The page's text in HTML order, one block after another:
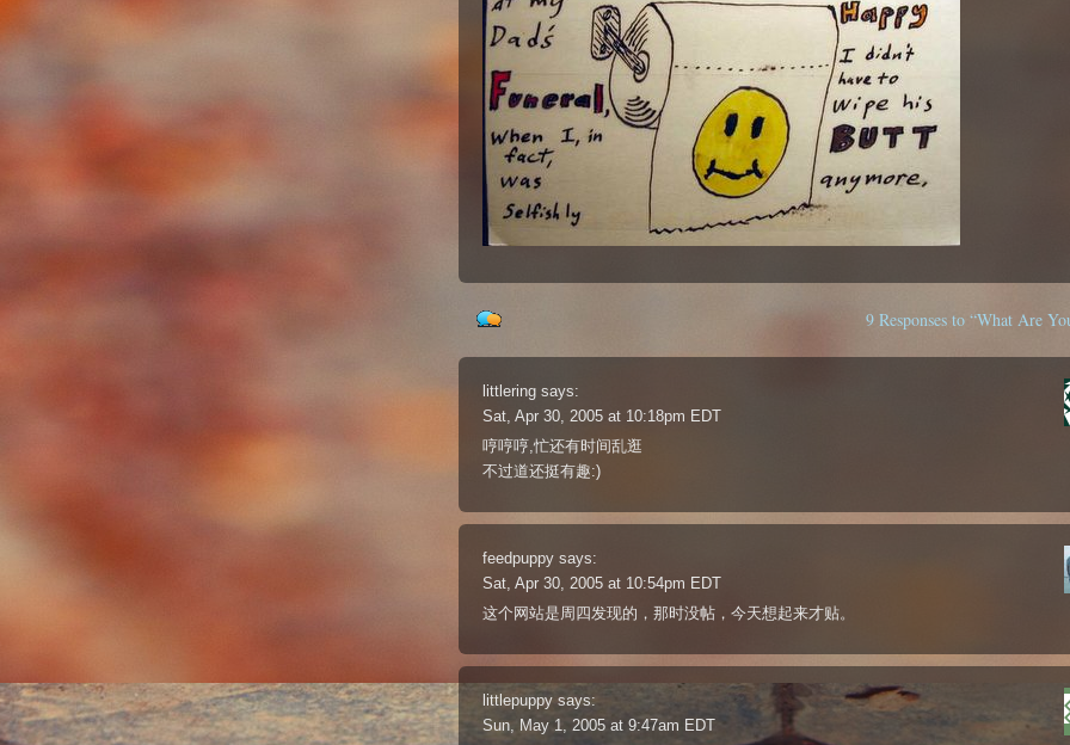
9 Responses to “What Are
littlering says:
Sat, Apr 30, 2005 at 10:18pm EDT
哼哼哼,忙还有时间乱逛
不过道还挺有趣:)
feedpuppy says:
Sat, Apr 30, 2005 at 10:54pm EDT
这个网站是周四发现的，那时没帖，今天想起来才贴。
littlepuppy says:
Sun, May 1, 2005 at 9:47am EDT